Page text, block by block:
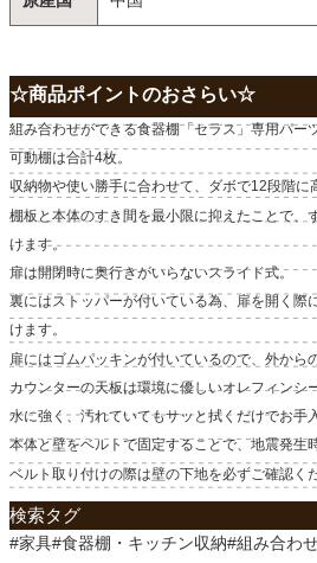
☆商品ポイントのおさらい☆
組み合わせができる食器棚「セラス」専用パー
可動棚は合計4枚。
収納物や使い勝手に合わせて、ダボで12段階に
棚板と本体のすき間を最小限に抑えたことで、
けます。
扉は開閉時に奥行きがいらないスライド式。
裏にはストッパーが付いている為、扉を開く際
けます。
扉にはゴムパッキンが付いているので、外から
カウンターの天板は環境に優しいオレフィンシ
水に強く、汚れていてもサッと拭くだけでお手
本体と壁をベルトで固定することで、地震発生
ベルト取り付けの際は壁の下地を必ずご確認く
検索タグ
#家具#食器棚・キッチン収納#組み合わ